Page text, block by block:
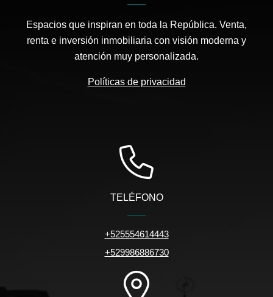
Espacios que inspiran en toda la República. Venta,
renta e inversión inmobiliaria con visión moderna y
atención muy personalizada.
Políticas de privacidad
TELÉFONO
+525554614443
+529986886730